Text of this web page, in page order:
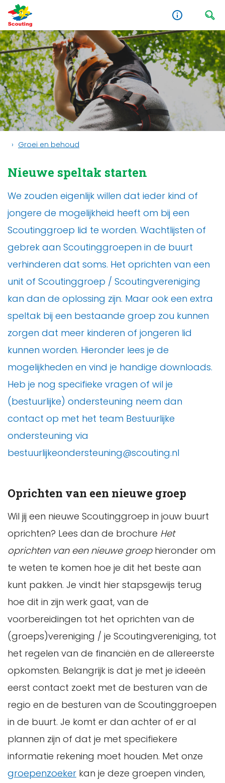
Groei en behoud
Nieuwe speltak starten
We zouden eigenlijk willen dat ieder kind of
jongere de mogelijkheid heeft om bij een
Scoutinggroep lid te worden. Wachtlijsten of
gebrek aan Scoutinggroepen in de buurt
verhinderen dat soms. Het oprichten van een
unit of Scoutinggroep / Scoutingvereniging
kan dan de oplossing zijn. Maar ook een extra
speltak bij een bestaande groep zou kunnen
zorgen dat meer kinderen of jongeren lid
kunnen worden. Hieronder lees je de
mogelijkheden en vind je handige downloads.
Heb je nog specifieke vragen of wil je
(bestuurlijke) ondersteuning neem dan
contact op met het team Bestuurlijke
ondersteuning via
bestuurlijkeondersteuning@scouting.nl
Oprichten van een nieuwe groep
Wil jij een nieuwe Scoutinggroep in jouw buurt
oprichten? Lees dan de brochure Het
oprichten van een nieuwe groephieronder om
te weten te komen hoe je dit het beste aan
kunt pakken. Je vindt hier stapsgewijs terug
hoe dit in zijn werk gaat, van de
voorbereidingen tot het oprichten van de
(groeps)vereniging / je Scoutingvereniging, tot
het regelen van de financiën en de allereerste
opkomsten. Belangrijk is dat je met je ideeën
eerst contact zoekt met de besturen van de
regio en de besturen van de Scoutinggroepen
in de buurt. Je komt er dan achter of er al
plannen zijn of dat je met specifiekere
informatie rekening moet houden. Met onze
groepenzoeker kan je deze groepen vinden,